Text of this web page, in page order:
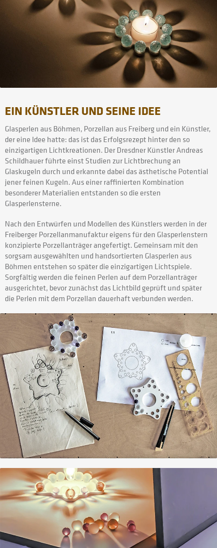
EIN KÜNSTLER UND SEINE IDEE
Glasperlen aus Böhmen, Porzellan aus Freiberg und ein Künstler,
der eine Idee hatte: das ist das Erfolgsrezept hinter den so
einzigartigen Lichtkreationen. Der Dresdner Künstler Andreas
Schildhauer führte einst Studien zur Lichtbrechung an
Glaskugeln durch und erkannte dabei das ästhetische Potential
jener feinen Kugeln. Aus einer raffinierten Kombination
besonderer Materialien entstanden so die ersten
Glasperlensterne.
Nach den Entwürfen und Modellen des Künstlers werden in der
Freiberger Porzellanmanufaktur eigens für den Glasperlenstern
konzipierte Porzellanträger angefertigt. Gemeinsam mit den
sorgsam ausgewählten und handsortierten Glasperlen aus
Böhmen entstehen so später die einzigartigen Lichtspiele.
Sorgfältig werden die feinen Perlen auf dem Porzellanträger
ausgerichtet, bevor zunächst das Lichtbild geprüft und später
die Perlen mit dem Porzellan dauerhaft verbunden werden.